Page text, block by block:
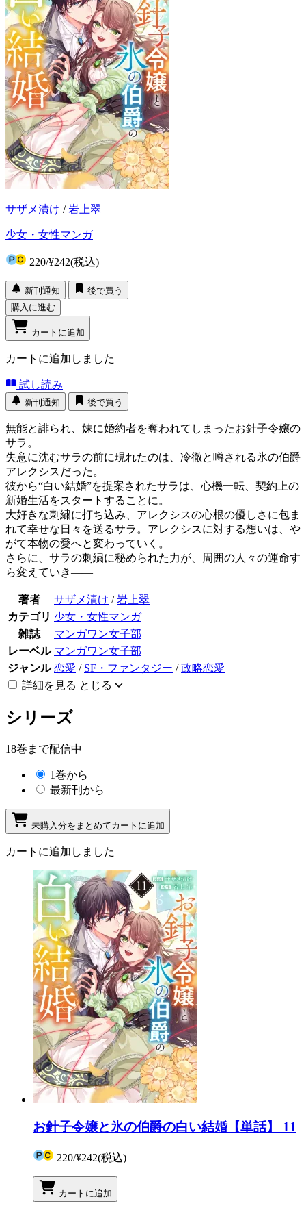
サザメ漬け /岩上翠
少女・女性マンガ
220/¥242(税込)
新刊通知
後で買う
購入に進む
カートに追加
カートに追加しました
試し読み
新刊通知 後で買う
無能と誹られ、妹に婚約者を奪われてしまったお針子令嬢の
サラ。
失意に沈むサラの前に現れたのは、冷徹と噂される氷の伯爵
アレクシスだった。
彼から“白い結婚”を提案されたサラは、心機一転、契約上の
新婚生活をスタートすることに。
大好きな刺繍に打ち込み、アレクシスの心根の優しさに包ま
れて幸せな日々を送るサラ。アレクシスに対する想いは、や
がて本物の愛へと変わっていく。
さらに、サラの刺繍に秘められた力が、周囲の人々の運命す
ら変えていき――
著者 サザメ漬け /岩上翠
カテゴリ 少女・女性マンガ
雑誌
マンガワン女子部
レーベル マンガワン女子部
ジャンル 恋愛 / SF・ファンタジー /政略恋愛
詳細を見る とじる
シリーズ
18巻まで配信中
1巻から
最新刊から
未購入分をまとめてカートに追加
カートに追加しました
お針子令嬢と氷の伯爵の白い結婚【単話】 11
220/¥242(税込)
カートに追加